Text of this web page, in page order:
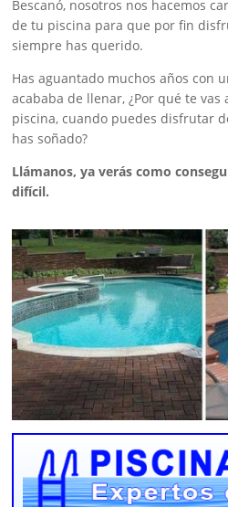
Bescanó, nosotros nos hacemos
de tu piscina para que por fin
siempre has querido.
Has aguantado muchos años con
acababa de llenar, ¿Por qué te
piscina, cuando puedes disfrutar
has soñado?
Llámanos, ya verás como
difícil.